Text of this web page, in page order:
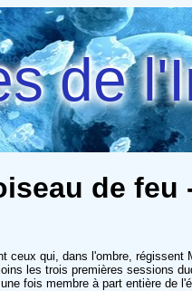
de
de feu
qui, dans l'ombre,
les trois premières sessions
fois membre à part entière